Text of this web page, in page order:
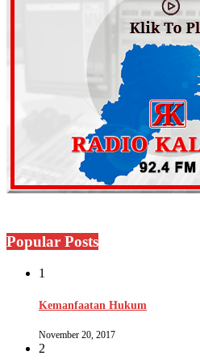
Popular Posts
1
Kemanfaatan Hukum
November 20, 2017
2